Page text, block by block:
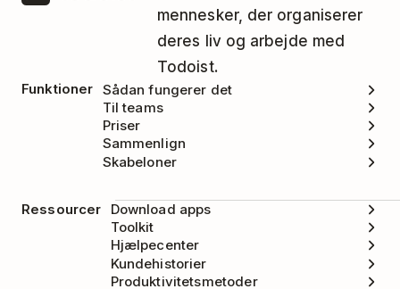
mennesker, der organiserer
deres liv og arbejde med
Todoist.
Funktioner Sådan fungerer det
Til teams
Priser
Sammenlign
Skabeloner
Ressourcer
Download apps
Toolkit
Hjælpecenter
Kundehistorier
Produktivitetsmetoder